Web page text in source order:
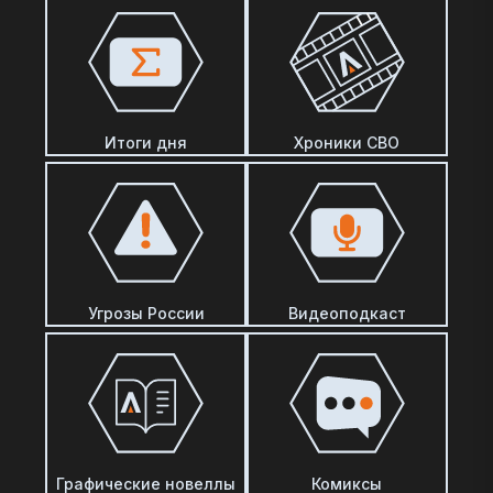
Итоги дня Хроники СВО
Угрозы России Видеоподкаст
Графические новеллы Комиксы